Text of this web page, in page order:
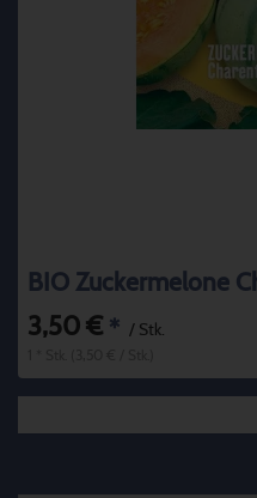
BIO Zuckermelone
3,50 € * / Stk.